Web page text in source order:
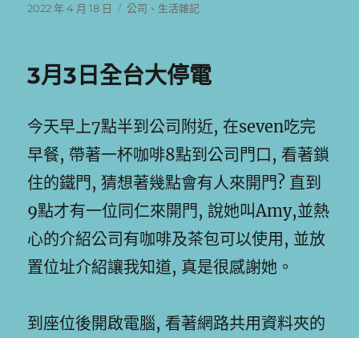
發
2022 年 4 月 18 日
分
公司 、 生活雜記
3月3日全台大停電
今天早上7點半到公司附近, 在seven吃完
早餐, 帶著一杯咖啡8點到公司門口, 看著鎖
住的鐵門, 猜想著幾點會有人來開門? 直到
9點才有一位同仁來開門, 說她叫Amy,並熱
心的介紹公司有咖啡及茶包可以使用, 並放
置位址介紹讓我知道, 真是很感謝她。
到座位後開啟電腦, 看著網路共用資料夾的